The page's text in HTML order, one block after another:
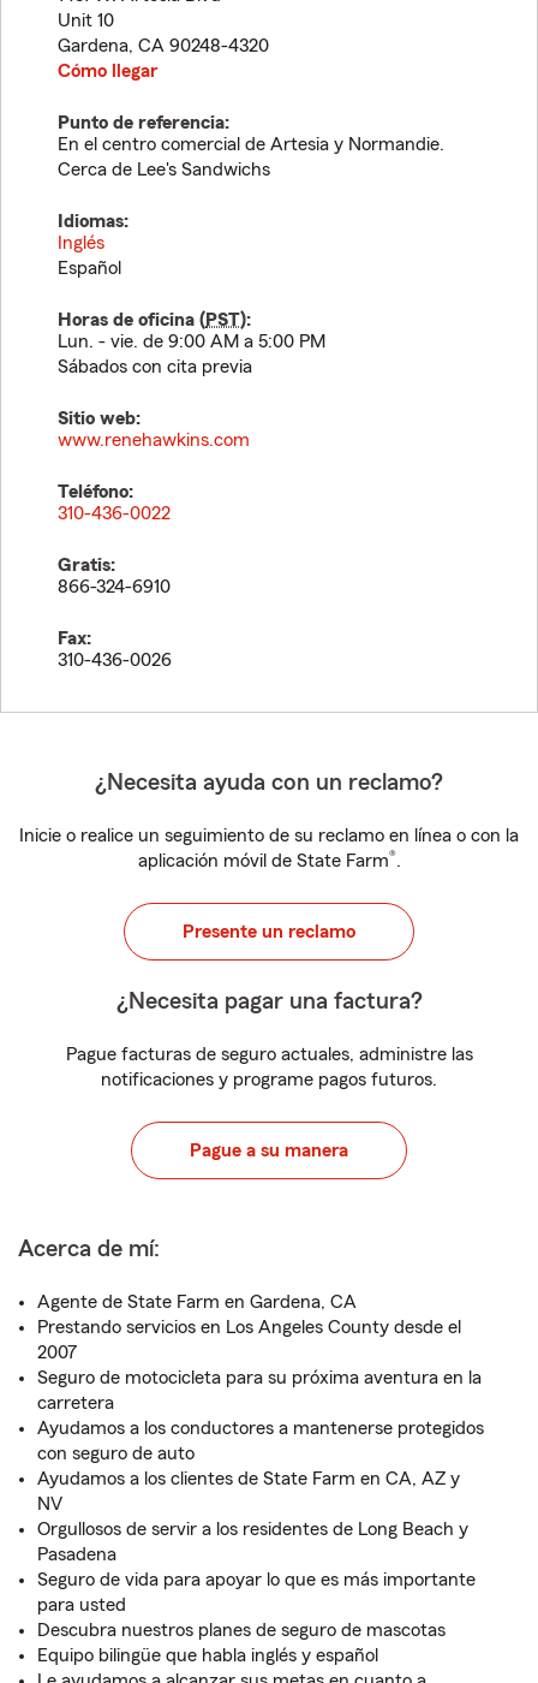
Unit 10
Gardena, CA 90248-4320
Cómo llegar
Punto de referencia:
En el centro comercial de Artesia y Normandie.
Cerca de Lee's Sandwichs
Idiomas:
Inglés
Español
Horas de oficina (PST):
Lun. - vie. de 9:00 AM a 5:00 PM
Sábados con cita previa
Sitio web:
www.renehawkins.com
Teléfono:
310-436-0022
Gratis:
866-324-6910
Fax:
310-436-0026
¿Necesita ayuda con un reclamo?
Inicie o realice un seguimiento de su reclamo en línea o con la
aplicación móvil de State Farm®.
Presente un reclamo
¿Necesita pagar una factura?
Pague facturas de seguro actuales, administre las
notificaciones y programe pagos futuros.
Pague a su manera
Acerca de mí:
Agente de State Farm en Gardena, CA
Prestando servicios en Los Angeles County desde el
2007
Seguro de motocicleta para su próxima aventura en la
carretera
Ayudamos a los conductores a mantenerse protegidos
con seguro de auto
Ayudamos a los clientes de State Farm en CA, AZ y
NV
Orgullosos de servir a los residentes de Long Beach y
Pasadena
Seguro de vida para apoyar lo que es más importante
para usted
Descubra nuestros planes de seguro de mascotas
Equipo bilingüe que habla inglés y español